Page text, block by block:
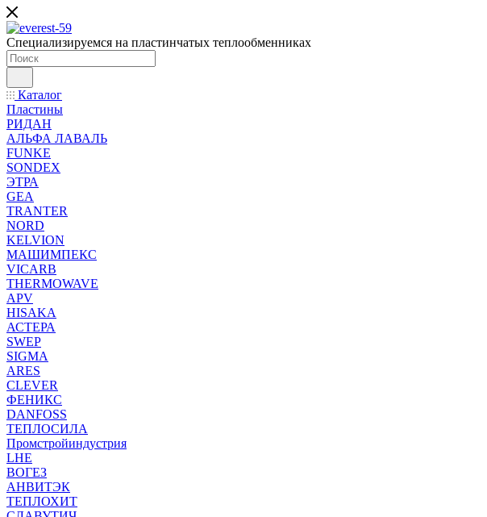
Специализируемся на пластинчатых теплообменниках
Каталог
Пластины
РИДАН
АЛЬФА ЛАВАЛЬ
FUNKE
SONDEX
ЭТРА
GEA
TRANTER
NORD
KELVION
МАШИМПЕКС
VICARB
THERMOWAVE
APV
HISAKA
АСТЕРА
SWEP
SIGMA
ARES
CLEVER
ФЕНИКС
DANFOSS
ТЕПЛОСИЛА
Промстройиндустрия
LHE
ВОГЕЗ
АНВИТЭК
ТЕПЛОХИТ